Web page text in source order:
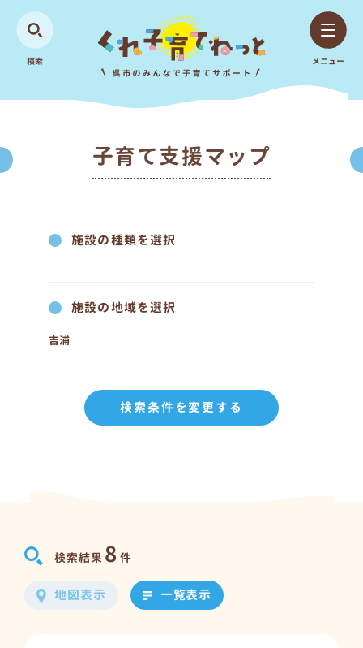
検索 メニュー
子育て支援マップ
施設の種類を選択
施設の地域を選択
吉浦
検索条件を変更する
検索結果 8 件
地図表示 一覧表示